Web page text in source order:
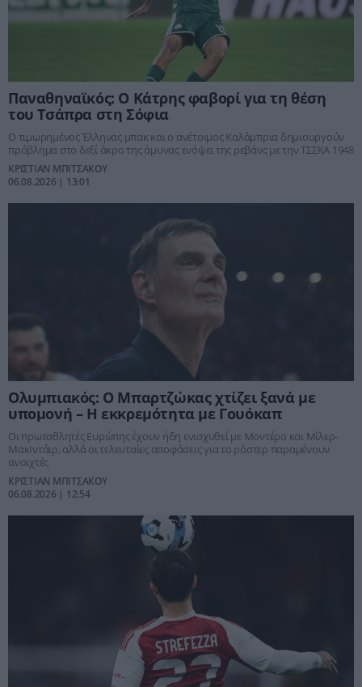
Παναθηναϊκός: Ο Κάτρης φαβορί για τη θέση
του Τσάπρα στη Σόφια
Ο τιμωρημένος Έλληνας μπακ και ο ανέτοιμος Καλάμπρια δημιουργούν
πρόβλημα στο δεξί άκρο της άμυνας ενόψει της ρεβάνς με την ΤΣΣΚΑ 1948
ΚΡΙΣΤΙΑΝ ΜΠΙΤΣΑΚΟΥ
06.08.2026 | 13:01
Ολυμπιακός: Ο Μπαρτζώκας χτίζει ξανά με
υπομονή – Η εκκρεμότητα με Γουόκαπ
Οι πρωταθλητές Ευρώπης έχουν ήδη ενισχυθεί με Μοντέρο και Μίλερ-
ΜακΙντάιρ, αλλά οι τελευταίες αποφάσεις για το ρόστερ παραμένουν
ανοιχτές
ΚΡΙΣΤΙΑΝ ΜΠΙΤΣΑΚΟΥ
06.08.2026 | 12:54